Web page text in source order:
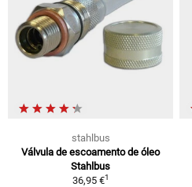
stahlbus
Válvula de escoamento de óleo
Stahlbus
36,95 €1